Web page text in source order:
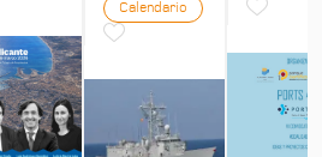
Calendario